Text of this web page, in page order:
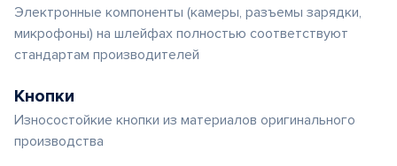
Электронные компоненты (камеры, разъемы зарядки,
микрофоны) на шлейфах полностью соответствуют
стандартам производителей
Кнопки
Износостойкие кнопки из материалов оригинального
производства